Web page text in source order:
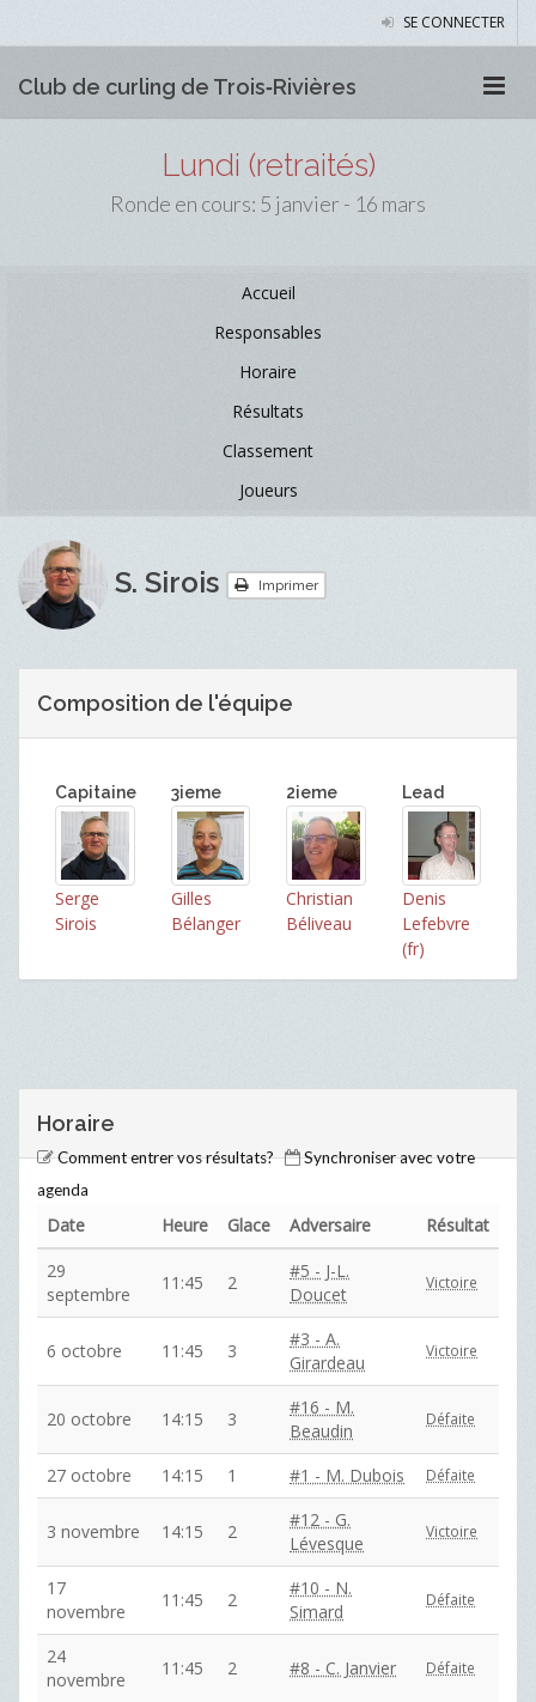
SE CONNECTER
Club de curling de Trois‑Rivières
Lundi (retraités)
Ronde en cours: 5 janvier - 16 mars
Accueil
Responsables
Horaire
Résultats
Classement
Joueurs
S. Sirois Imprimer
Composition de l'équipe
Capitaine
Serge
Sirois
3ieme
Gilles
Bélanger
2ieme
Christian
Béliveau
Lead
Denis
Lefebvre
(fr)
Horaire
Comment entrer vos résultats?
Synchroniser avec votre
agenda
Date Heure Glace Adversaire
Résultat
29
septembre
11:45 2
#5 - J-L.
Doucet
Victoire
6 octobre 11:45 3
#3 - A.
Girardeau
Victoire
20 octobre 14:15 3
#16 - M.
Beaudin
Défaite
27 octobre 14:15 1 #1 - M. Dubois Défaite
3 novembre 14:15 2
#12 - G.
Lévesque
Victoire
17
novembre
11:45 2
#10 - N.
Simard
Défaite
24
novembre
11:45 2 #8 - C. Janvier Défaite